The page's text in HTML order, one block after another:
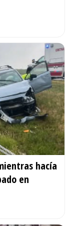
hacía
en